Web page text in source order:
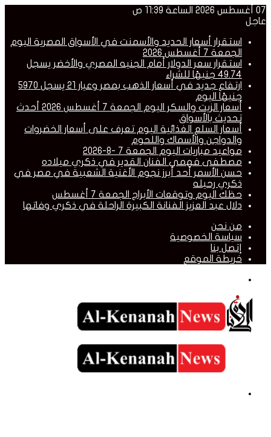
07 أغسطس 2026 الساعة 11:39 ص
عاجل
استقرار أسعار الحديد والأسمنت في الأسواق المصرية اليوم
الجمعة 7 أغسطس 2026
استقرار سعر الدولار أمام الجنيه المصري والأخضر يسجل
49.74 جنيهًا للشراء
ارتفاع جديد في أسعار الذهب بمصر وعيار 21 يسجل 5970
جنيهًا اليوم
أسعار الزيت والسكر اليوم الجمعة 7 أغسطس 2026 أحدث
تحديث بالأسواق
أسعار السلع الغذائية اليوم تعرف على أسعار الخضروات
والدواجن والأسماك واللحوم
مواعيد مباريات اليوم الجمعة 7 -8-2026
مصطفى فهمي الفنان القدير في ذكري ميلاده
حسن الأسمر أحد أبرز نجوم الأغنية الشعبية في مصر في
ذكري رحيله
حظك اليوم وتوقعات الأبراج الجمعة 7 أغسطس
دلال عبد العزيز الفنانة الكبيرة الراحلة في ذكري وفاتها
من نحن
سياسة الخصوصية
إتصل بنا
خريطة الموقع